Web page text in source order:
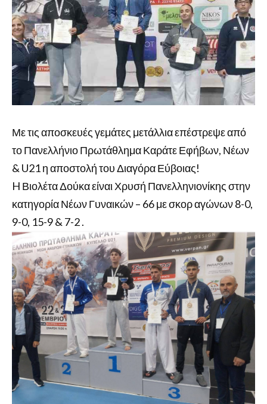
Με τις αποσκευές γεμάτες μετάλλια επέστρεψε από
το Πανελλήνιο Πρωτάθλημα Καράτε Εφήβων, Νέων
& U21 η αποστολή του Διαγόρα Εύβοιας!
H Βιολέτα Δούκα είναι Χρυσή Πανελληνιονίκης στην
κατηγορία Νέων Γυναικών – 66 με σκορ αγώνων 8-0,
9-0, 15-9 & 7-2 .